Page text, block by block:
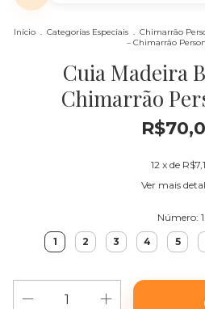
Início . Categorias Especiais . Chimarrão
– Chimarrão
Cuia Madeira
Chimarrão
12 x de
Ver mais
Número: 1
1
2 3 4 5